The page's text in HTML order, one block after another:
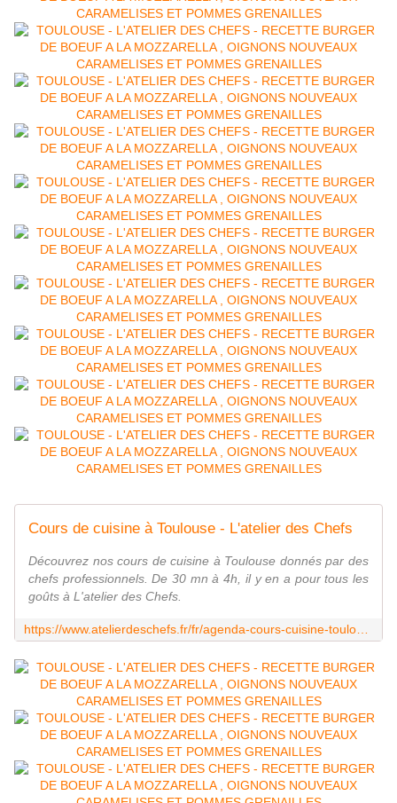
Cours de cuisine à Toulouse - L'atelier des Chefs
Découvrez nos cours de cuisine à Toulouse donnés par des
chefs professionnels. De 30 mn à 4h, il y en a pour tous les
goûts à L'atelier des Chefs.